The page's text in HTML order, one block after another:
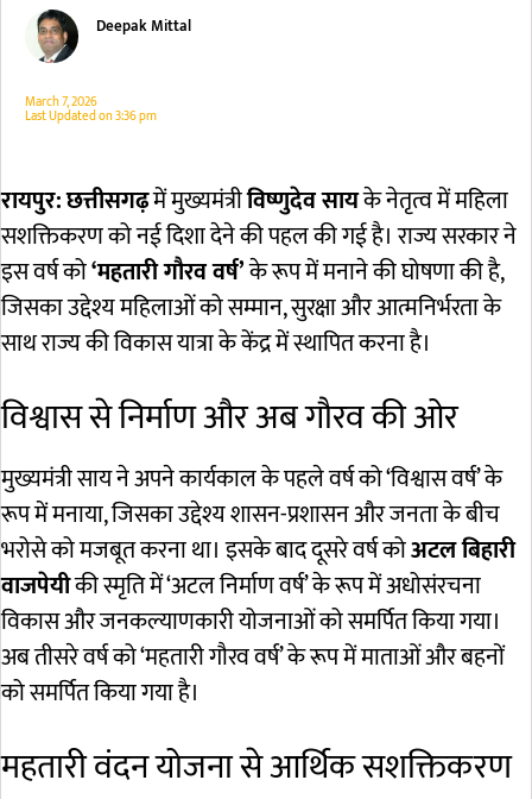
Deepak Mittal
March 7, 2026
Last Updated on3:36 pm
रायपुर:छत्तीसगढ़में मुख्यमंत्रीविष्णुदेव सायके नेतृत्व में महिला
सशक्तिकरण को नई दिशा देने की पहल की गई है। राज्य सरकार ने
इस वर्ष को‘महतारी गौरव वर्ष’के रूप में मनाने की घोषणा की है,
जिसका उद्देश्य महिलाओं को सम्मान, सुरक्षा और आत्मनिर्भरता के
साथ राज्य की विकास यात्रा के केंद्र में स्थापित करना है।
विश्वास से निर्माण और अब गौरव की ओर
मुख्यमंत्री साय ने अपने कार्यकाल के पहले वर्ष को ‘विश्वास वर्ष’ के
रूप में मनाया, जिसका उद्देश्य शासन-प्रशासन और जनता के बीच
भरोसे को मजबूत करना था। इसके बाद दूसरे वर्ष कोअटल बिहारी
वाजपेयीकी स्मृति में ‘अटल निर्माण वर्ष’ के रूप में अधोसंरचना
विकास और जनकल्याणकारी योजनाओं को समर्पित किया गया।
अब तीसरे वर्ष को ‘महतारी गौरव वर्ष’ के रूप में माताओं और बहनों
को समर्पित किया गया है।
महतारी वंदन योजना से आर्थिक सशक्तिकरण